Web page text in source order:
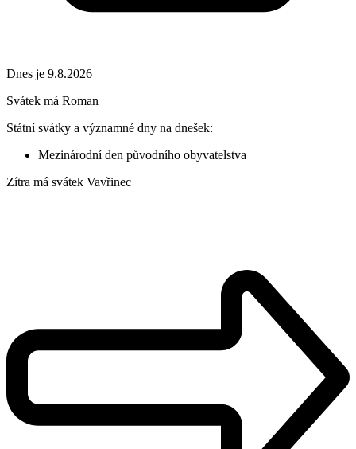
Dnes je 9.8.2026
Svátek má Roman
Státní svátky a významné dny na dnešek:
Mezinárodní den původního obyvatelstva
Zítra má svátek Vavřinec